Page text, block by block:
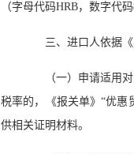
（字母代码HRB，数字代码
三、进口人依据《
（一）申请适用对
税率的，《报关单》“优惠
供相关证明材料。